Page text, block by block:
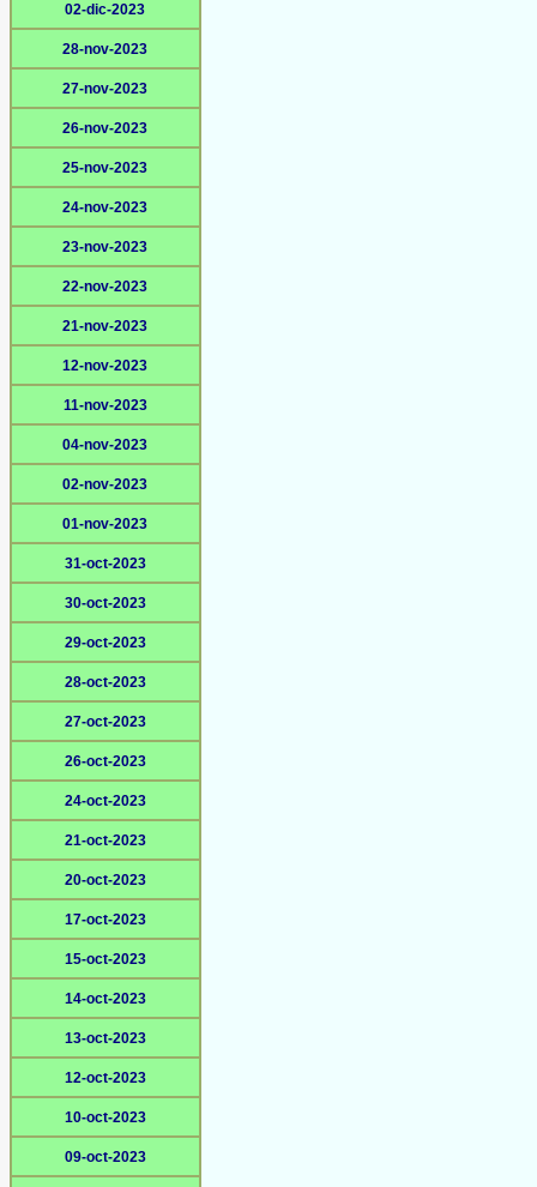
02-dic-2023
28-nov-2023
27-nov-2023
26-nov-2023
25-nov-2023
24-nov-2023
23-nov-2023
22-nov-2023
21-nov-2023
12-nov-2023
11-nov-2023
04-nov-2023
02-nov-2023
01-nov-2023
31-oct-2023
30-oct-2023
29-oct-2023
28-oct-2023
27-oct-2023
26-oct-2023
24-oct-2023
21-oct-2023
20-oct-2023
17-oct-2023
15-oct-2023
14-oct-2023
13-oct-2023
12-oct-2023
10-oct-2023
09-oct-2023